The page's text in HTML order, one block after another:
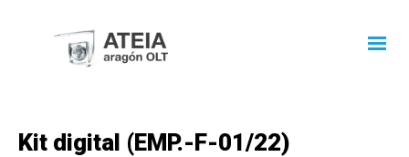
Kit digital (EMP.-F-01/22)